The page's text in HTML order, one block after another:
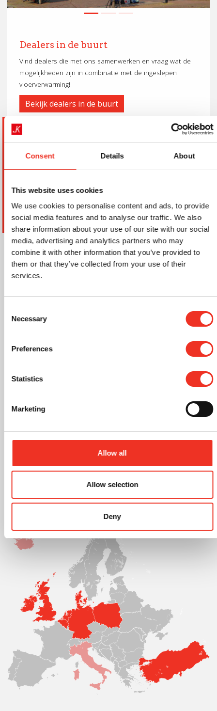
Consent Details About
This website uses cookies
We use cookies to personalise content and ads, to provide
social media features and to analyse our traffic. We also
share information about your use of our site with our social
media, advertising and analytics partners who may
combine it with other information that you’ve provided to
them or that they’ve collected from your use of their
services.
Selection
Necessary
Preferences
Statistics
Marketing
Allow all
Allow selection
Deny
Dealers in de buurt
Vind dealers die met ons samenwerken en vraag wat de
mogelijkheden zijn in combinatie met de ingeslepen
vloerverwarming!
Bekijk dealers in de buurt
Snel naar...
Uitgebreide offerte
Vul onze vloerverwarmingsconfigurator in
Lees meer over onze specialisaties
Voor iedere vloerafwerking
Bekijk de video over onze installatie methode
Offerte aanvragen
Service verzoek aanvragen